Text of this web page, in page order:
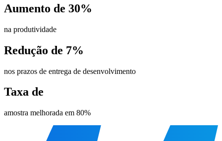
Aumento de 30%
na produtividade
Redução de 7%
nos prazos de entrega de desenvolvimento
Taxa de
amostra melhorada em 80%